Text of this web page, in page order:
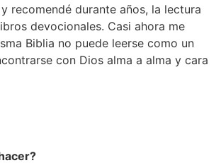
recomendé durante años, la lectura
devocionales. Casi ahora me
Biblia no puede leerse como un
con Dios alma a alma y cara